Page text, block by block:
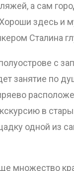
а сам
здесь и
Сталина
с
занятие по
в
одной из
множество